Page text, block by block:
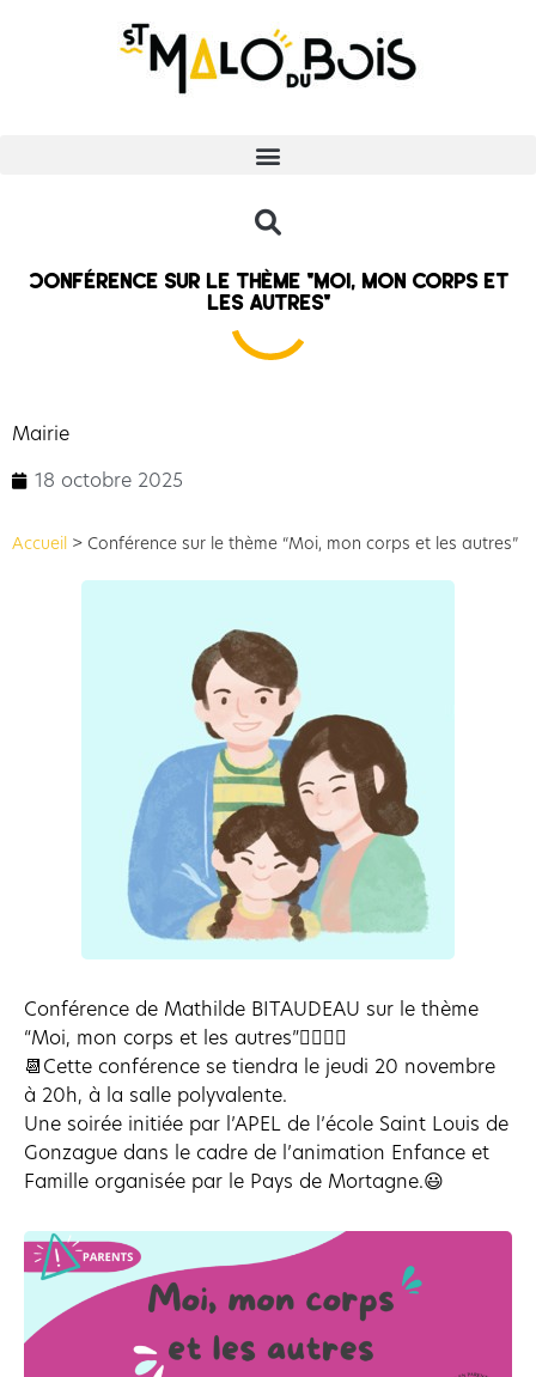
Conférence sur le thème “Moi, mon corps et
les autres”
Mairie
18 octobre 2025
Accueil > Conférence sur le thème “Moi, mon corps et les autres”
Conférence de Mathilde BITAUDEAU sur le thème
“Moi, mon corps et les autres”💁‍♀️💁‍♂️
📆Cette conférence se tiendra le jeudi 20 novembre
à 20h, à la salle polyvalente.
Une soirée initiée par l’APEL de l’école Saint Louis de
Gonzague dans le cadre de l’animation Enfance et
Famille organisée par le Pays de Mortagne.😃